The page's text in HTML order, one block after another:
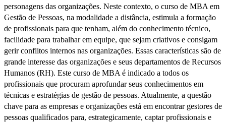
personagens das organizações. Neste contexto, o curso de MBA em
Gestão de Pessoas, na modalidade a distância, estimula a formação
de profissionais para que tenham, além do conhecimento técnico,
facilidade para trabalhar em equipe, que sejam criativos e consigam
gerir conflitos internos nas organizações. Essas características são de
grande interesse das organizações e seus departamentos de Recursos
Humanos (RH). Este curso de MBA é indicado a todos os
profissionais que procuram aprofundar seus conhecimentos em
técnicas e estratégias de gestão de pessoas. Atualmente, a questão
chave para as empresas e organizações está em encontrar gestores de
pessoas qualificados para, estrategicamente, captar profissionais e